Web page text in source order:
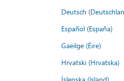
Deutsch
Español (España)
Gaeilge (Éire)
Hrvatski (Hrvatska)
Íslenska (ísland)